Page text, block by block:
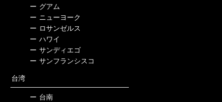
ー グアム
ー ニューヨーク
ー ロサンゼルス
ー ハワイ
ー サンディエゴ
ー サンフランシスコ
台湾
ー 台南